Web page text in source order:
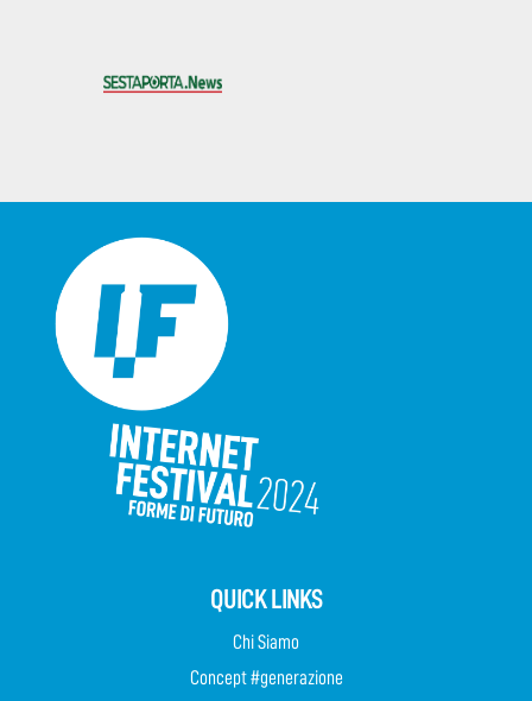
QUICK LINKS
Chi Siamo
Concept #generazione